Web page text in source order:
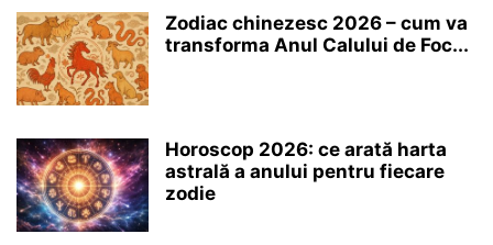
Zodiac chinezesc 2026 – cum va
transforma Anul Calului de Foc...
Horoscop 2026: ce arată harta
astrală a anului pentru fiecare
zodie